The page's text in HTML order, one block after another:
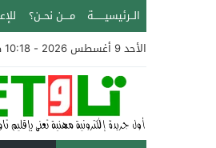
الــرئيسيـــــــة مــــن نحــن؟
الأحد 9 أغسطس 2026 - 10:18 صباحًا